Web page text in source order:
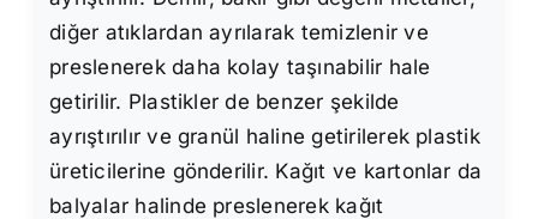
diğer atıklardan ayrılarak temizlenir ve
preslenerek daha kolay taşınabilir hale
getirilir. Plastikler de benzer şekilde
ayrıştırılır ve granül haline getirilerek plastik
üreticilerine gönderilir. Kağıt ve kartonlar da
balyalar halinde preslenerek kağıt